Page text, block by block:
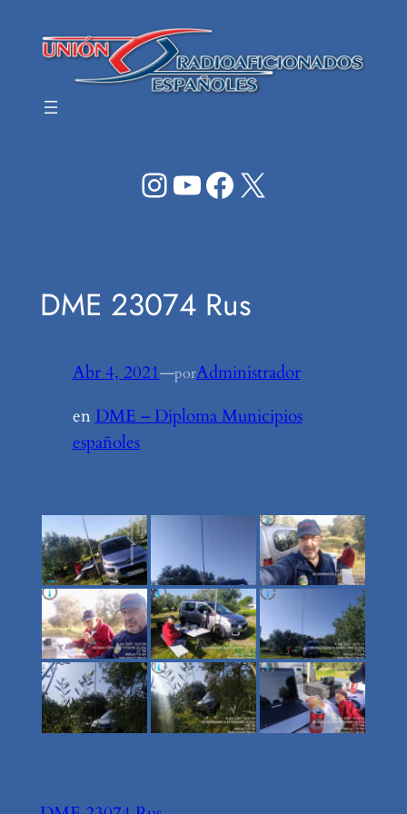
Instagram
YouTube
Facebook
X
DME 23074 Rus
Abr 4, 2021—porAdministrador
enDME – Diploma Municipios
españoles